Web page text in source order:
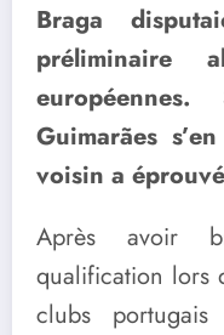
Braga
préliminaire
Guimarães
voisin a
Après avoir
qualification lors
clubs